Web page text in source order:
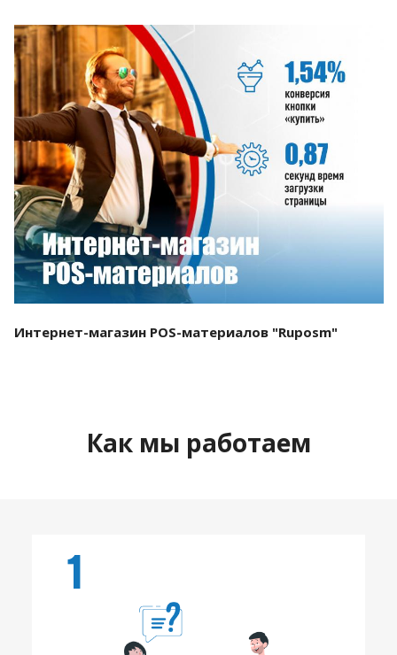
Смотреть проект
Интернет-магазин POS-материалов "Ruposm"
Как мы работаем
1